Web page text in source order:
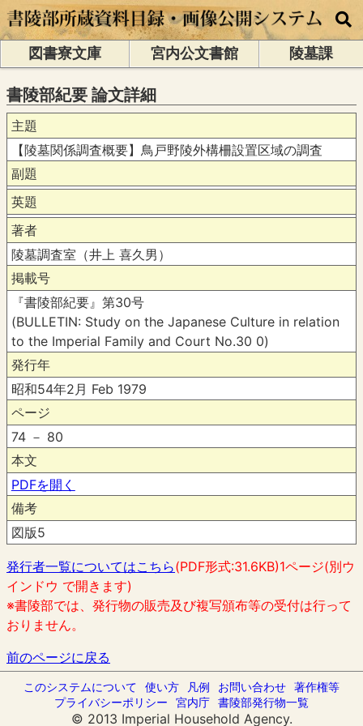
図書寮文庫 宮内公文書館 陵墓課
書陵部紀要 論文詳細
主題
【陵墓関係調査概要】鳥戸野陵外構柵設置区域の調査
副題
英題
著者
陵墓調査室（井上 喜久男）
掲載号
『書陵部紀要』第30号
(BULLETIN: Study on the Japanese Culture in relation
to the Imperial Family and Court No.30 0)
発行年
昭和54年2月 Feb 1979
ページ
74 － 80
本文
PDFを開く
備考
図版5
発行者一覧についてはこちら(PDF形式:31.6KB)1ページ(別ウ
インドウ で開きます)
※書陵部では、発行物の販売及び複写頒布等の受付は行って
おりません。
前のページに戻る
このシステムについて 使い方 凡例 お問い合わせ 著作権等
プライバシーポリシー
宮内庁 書陵部発行物一覧
© 2013 Imperial Household Agency.